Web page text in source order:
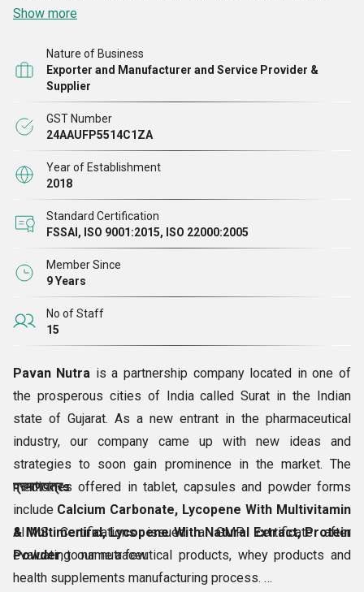
भारतीय न्यूट्रास्युटिकल ग्रोइंग कंपनी भी हैं, जिसके बाजार में अपने 45
उनमें
प्रो प्रीबायोटिक, विटामिन के साथ एंजाइम, मल्टीविटामिन,
मल्टीमिनरल और लाइकोपीन प्रिपरेशन के साथ एंटी-ऑक्सीडेंट, कैल्शियम
साइट्रेट मैलेट, प्राकृतिक अर्क के साथ लाइकोपीन और प्रोटीन पाउडर
शामिल हैं,लेकिन इन्हीं तक सीमित नहीं हैं।
नरेश कथिरिया और जीतू अनिदा के मार्गदर्शन में काम कर रहे हैं।हमारी
कंपनी का मूल सिद्धांत टिकाऊ और निरंतर विकास है।
Show more
Nature of Business
Exporter and Manufacturer and Service Provider &
Supplier
GST Number
24AAUFP5514C1ZA
Year of Establishment
2018
Standard Certification
FSSAI, ISO 9001:2015, ISO 22000:2005
Member Since
9 Years
No of Staff
15
Pavan Nutra is a partnership company located in one of
the prosperous cities of India called Surat in the Indian
state of Gujarat. As a new entrant in the pharmaceutical
industry, our company came up with new ideas and
strategies to soon gain prominence in the market. The
medicines offered in tablet, capsules and powder forms
include Calcium Carbonate, Lycopene With Multivitamin
& Multimeniral, Lycopene With Natural Extract, Protein
Powder, to name a few.
प्रमाणपत्रs
AIIMS Certifications issued a GMP certificate after
evaluating our nutraceutical products, whey products and
health supplements manufacturing process.